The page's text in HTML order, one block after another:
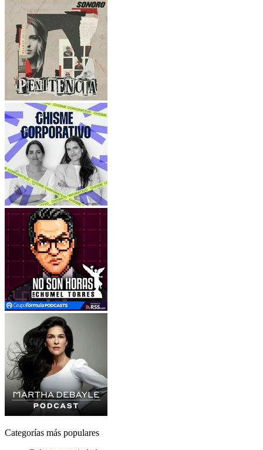
Categorías más populares